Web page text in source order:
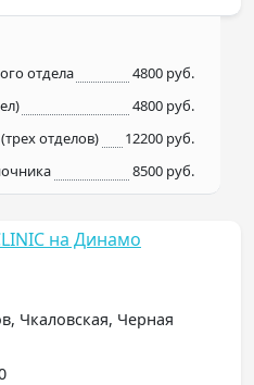
отдела
4800 руб.
4800 руб.
отделов)
12200 руб.
8500 руб.
на Динамо
Чкаловская, Черная